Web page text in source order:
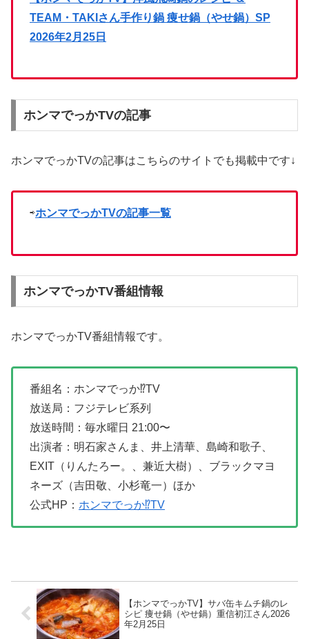
TEAM・TAKIさん手作り鍋 痩せ鍋（やせ鍋）SP
2026年2月25日
ホンマでっかTVの記事
ホンマでっかTVの記事はこちらのサイトでも掲載中です↓
⇨ホンマでっかTVの記事一覧
ホンマでっかTV番組情報
ホンマでっかTV番組情報です。
番組名：ホンマでっか⁉︎TV
放送局：フジテレビ系列
放送時間：毎水曜日 21:00〜
出演者：明石家さんま、井上清華、島崎和歌子、
EXIT（りんたろー。、兼近大樹）、ブラックマヨ
ネーズ（吉田敬、小杉竜一）ほか
公式HP： ホンマでっか⁉︎TV
【ホンマでっかTV】サバ缶キムチ鍋のレ
シピ 痩せ鍋（やせ鍋）重信初江さん2026
年2月25日